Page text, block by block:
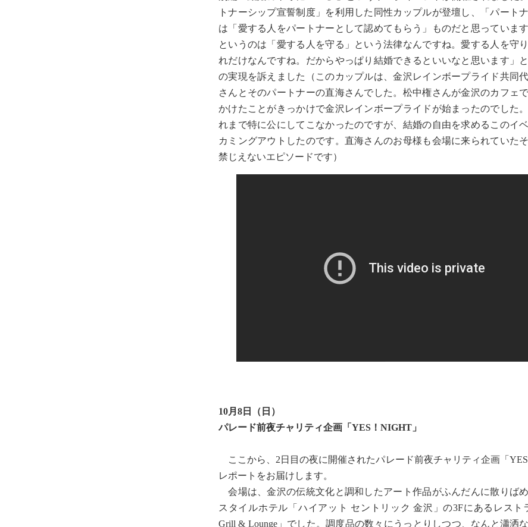
トナーシップ宣誓制度」を利用した同性カップルが登壇し、「パート
は「愛する人をパートナーとして認めてもらう」ものだと思っていま
というのは「愛する人を守る」という法律なんですね。愛する人を守
れだけなんですね。だからやっぱり結婚できるといいなと思います」
の実現を訴えました（このカップルは、金沢レインボープライド共同
さんとそのパートナーの直海さんでした。松中権さんが金沢のカフェ
かけたことがきっかけで金沢レインボープライドが始まったのでした
れまで特に公にしてこなかったのですが、結婚の自由を求めるこのイ
カミングアウトしたのです。直海さんのお母様も会場に来られていた
禁じえないエピソードです）
10月8日（日）
パレード前夜チャリティ企画「YES！NIGHT」
ここから、2日目の夜に開催されたパレード前夜チャリティ企画「
レポートをお届けします。
会場は、金沢の伝統文化と調和したアート作品がふんだんに散りば
スタイルホテル「ハイアット セントリック 金沢」の3Fにあるレスト
Grill & Lounge」でした。調度品の数々にうっとりしつつ、なんと瀟洒